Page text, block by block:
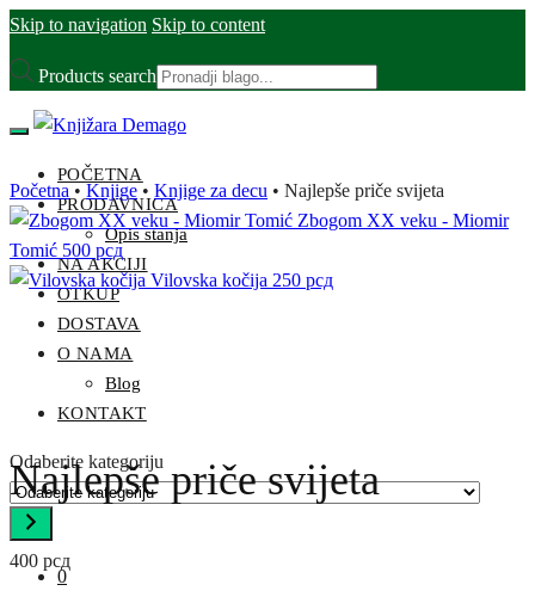
Skip to navigation Skip to content
Products search
POČETNA
PRODAVNICA
Opis stanja
NA AKCIJI
OTKUP
DOSTAVA
O NAMA
Blog
KONTAKT
Odaberite kategoriju
0
Početna • Knjige • Knjige za decu • Najlepše priče svijeta
Zbogom XX veku - Miomir
Tomić 500 рсд
Vilovska kočija 250 рсд
Najlepše priče svijeta
400 рсд